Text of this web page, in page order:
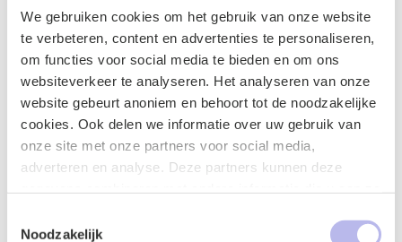
We gebruiken cookies om het gebruik van onze website
te verbeteren, content en advertenties te personaliseren,
om functies voor social media te bieden en om ons
websiteverkeer te analyseren. Het analyseren van onze
website gebeurt anoniem en behoort tot de noodzakelijke
cookies. Ook delen we informatie over uw gebruik van
onze site met onze partners voor social media,
adverteren en analyse. Deze partners kunnen deze
uw gebruik van hun services.
Noodzakelijk
van de nominale premie verbonden omdat verzekerden
hun bijdrage alleen moeten betalen wegens een op
grond van de wet verplichte aansluiting bij een
zorgverzekeraar.
Omdat CZ voor meer dan de helft door de Staat wordt
gefinancierd is de conclusie van de
voorzieningenrechter dat CZ moet worden
Aanbestedingswet. Dit heeft tot gevolg, dat bepalingen